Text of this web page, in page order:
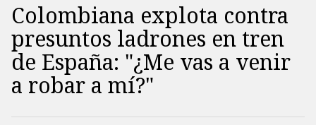
Colombiana explota contra
presuntos ladrones en tren
de España: "¿Me vas a venir
a robar a mí?"